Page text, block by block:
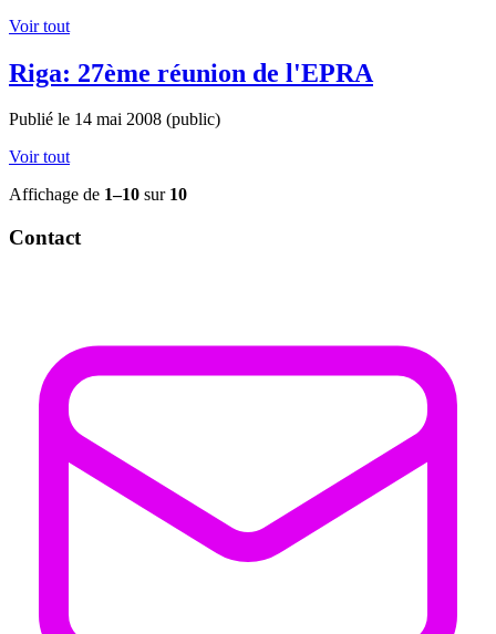
Voir tout
Riga: 27ème réunion de l'EPRA
Publié le 14 mai 2008 (public)
Voir tout
Affichage de 1–10 sur 10
Contact